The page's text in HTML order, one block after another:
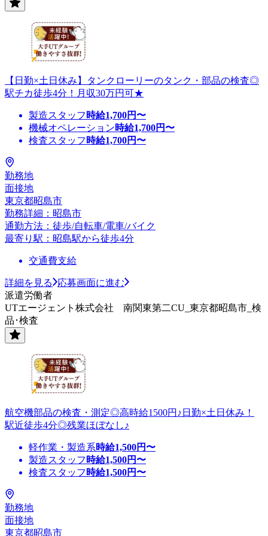
【日勤×土日休み】タンクローリーのタンク・部品の検査◎
駅チカ徒歩4分！月収30万円可★
製造スタッフ 時給1,700円〜
機械オペレーション時給1,700円〜
検査スタッフ 時給1,700円〜
勤務地
面接地
東京都昭島市
勤務詳細：昭島市
通勤方法：徒歩/自転車/電車/バイク
最寄り駅：昭島駅から徒歩4分
交通費支給
詳細を見る
応募画面に進む
派遣労働者
UTエージェント株式会社 南関東第二CU_東京都昭島市_検
品･検査
航空機部品の検査・測定◎高時給1500円♪日勤×土日休み！
駅近徒歩4分◎残業ほぼなし♪
軽作業・製造系時給1,500円〜
製造スタッフ 時給1,500円〜
検査スタッフ 時給1,500円〜
勤務地
面接地
東京都昭島市